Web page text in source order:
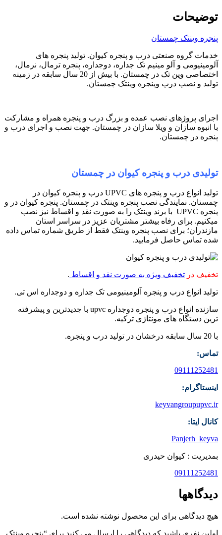
توضیحات
پنجره وینتک چمستان
خدمات گروه صنعتی درب و پنجره کیوان. تولید پنجره های
آلومینیومی و آلو مینیم تک جداره، دوجداره، پنجره ترمال، نرمال،
اختصاصی وین تک در چمستان. با بیش از 20 سال سابقه در زمینه
تولید و نصب درب وپنجره وینتک چمستان.
اجرای پروژهای نصب عمده و بزرگ درب و پنجره همراه و مشارکت
با انبوه سازان و ویلا سازان در چمستان. جهت نصب و اجرای درب و
پنجره در چمستان.
تولیدی درب و پنجره کیوان در چمستان
تولید انواع درب و پنجره های UPVC درب و پنجره کیوان در
چمستان. نمایندگی نصب پنجره وینتک در چمستان. پنجره کیوان در و
پنجره UPVC با برند وینتک را به صورت نقد و اقساط نیز نصب
میکنیم. برای رفاه بیشتر مشتریان عزیز در سراسر استان
مازندران؛ برای نصب پنجره وینتک فقط از طریق شماره تماس داده
شده تماس حاصل فرمایید.
تخفیف در تخفیف ویژه به صورت نقد و اقساط .
تولید انواع درب و پنجره آلومینیومی تک جداره و دوجداره اس تی.
سازنده انواع درب و پنجره دوجداره upvc با جدیدترین و پیشرفته
ترین دستگاه های مونتاژی ترکیه.
با 20 سال سابقه درخشان در تولید درب و پنجره.
تماس:
09111252481
اینستاگرام:
keyvangroupupvc.ir
کانال ایتا:
Panjerh_keyva
بمدیریت : کیوان حیدری
09111252481
دیدگاهها
هیچ دیدگاهی برای این محصول نوشته نشده است.
اولین نفری باشید که دیدگاهی را ارسال می کنید برای “پنجره وینتک